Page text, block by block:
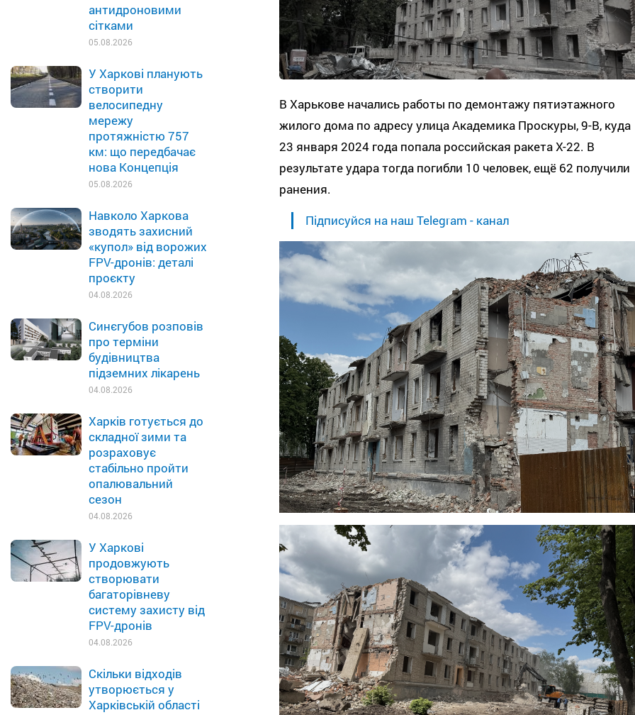
антидроновими
сітками
05.08.2026
У Харкові планують
створити
велосипедну
мережу
протяжністю 757
км: що передбачає
нова Концепція
05.08.2026
Навколо Харкова
зводять захисний
«купол» від ворожих
FPV-дронів: деталі
проєкту
04.08.2026
Синєгубов розповів
про терміни
будівництва
підземних лікарень
04.08.2026
Харків готується до
складної зими та
розраховує
стабільно пройти
опалювальний
сезон
04.08.2026
У Харкові
продовжують
створювати
багаторівневу
систему захисту від
FPV-дронів
04.08.2026
Скільки відходів
утворюється у
Харківській області
В Харькове начались работы по демонтажу пятиэтажного
жилого дома по адресу улица Академика Проскуры, 9-В, куда
23 января 2024 года попала российская ракета Х-22. В
результате удара тогда погибли 10 человек, ещё 62 получили
ранения.
Підписуйся на наш Telegram - канал